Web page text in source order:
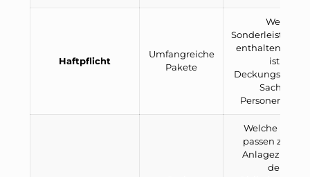
Haftpflicht
Umfangreiche
Pakete
Welche
enthalten? Wie
ist die
Sach- und
Welche
passen zu
Anlagezielen
deiner